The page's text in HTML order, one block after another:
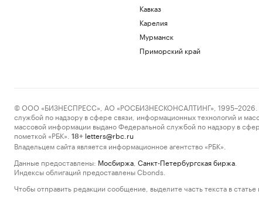
Кавказ
Карелия
Мурманск
Приморский край
© ООО «БИЗНЕСПРЕСС», АО «РОСБИЗНЕСКОНСАЛТИНГ», 1995–2026.
службой по надзору в сфере связи, информационных технологий и
массовой информации выдано Федеральной службой по надзору в
пометкой «РБК».
18+ letters@rbc.ru
Владельцем сайта является информационное агентство «РБК».
Данные предоставлены: Мосбиржа Санкт-Петербургская биржа
Индексы облигаций предоставлены Cbonds.
Чтобы отправить редакции сообщение, выделите часть текста в